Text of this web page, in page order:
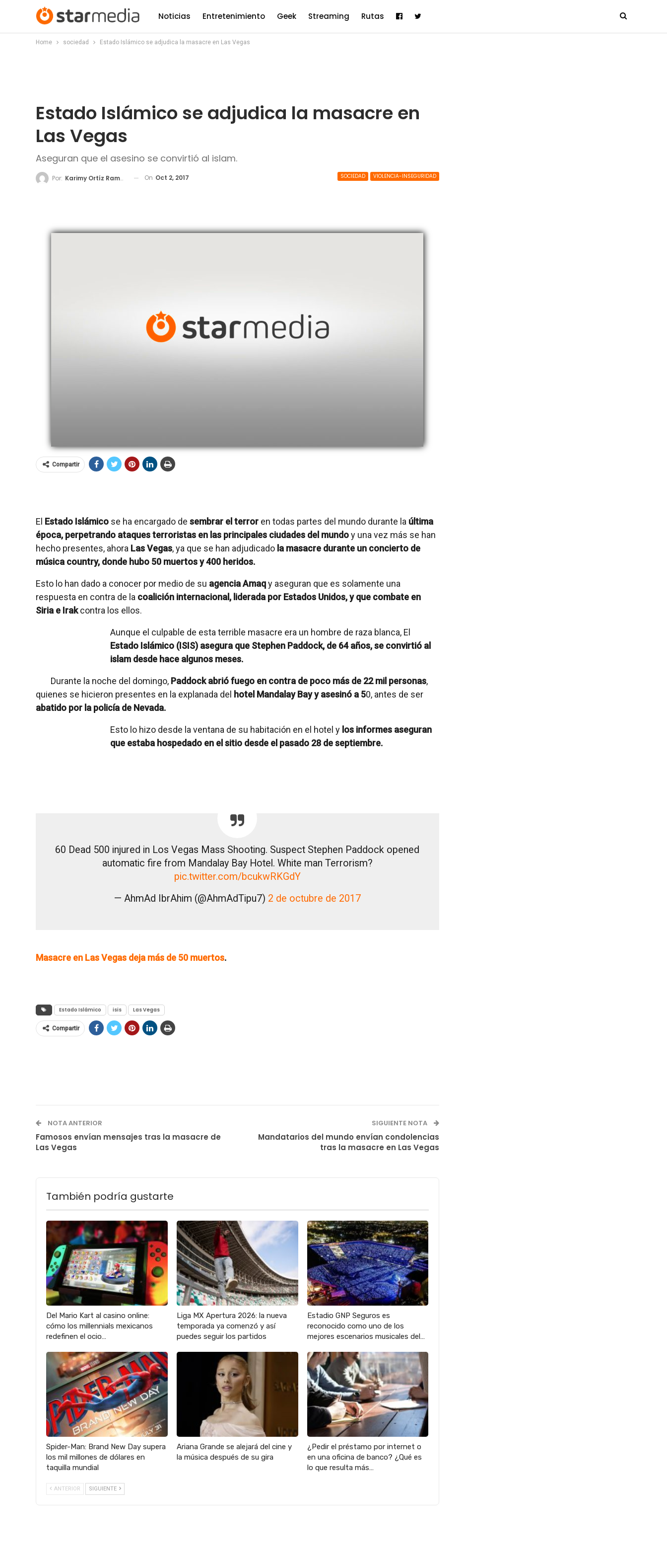
Noticias Entretenimiento Geek Streaming Rutas
Home sociedad Estado Islámico se adjudica la masacre en Las Vegas
Estado Islámico se adjudica la masacre en
Las Vegas
Aseguran que el asesino se convirtió al islam.
SOCIEDAD VIOLENCIA-INSEGURIDAD
Por: Karimy Ortíz Ramos On Oct 2, 2017
Compartir
El Estado Islámico se ha encargado de sembrar el terror en todas partes del mundo durante la última
época, perpetrando ataques terroristas en las principales ciudades del mundoy una vez más se han
hecho presentes, ahora Las Vegas, ya que se han adjudicado la masacre durante un concierto de
música country, donde hubo 50 muertos y 400 heridos.
Esto lo han dado a conocer por medio de su agencia Amaqy aseguran que es solamente una
respuesta en contra de la coalición internacional, liderada por Estados Unidos, y que combate en
Siria e Irakcontra los ellos.
Aunque el culpable de esta terrible masacre era un hombre de raza blanca, El
Estado Islámico (ISIS) asegura que Stephen Paddock, de 64 años, se convirtió al
islam desde hace algunos meses.
Durante la noche del domingo, Paddock abrió fuego en contra de poco más de 22 mil personas,
quienes se hicieron presentes en la explanada del hotel Mandalay Bay y asesinó a 50, antes de ser
abatido por la policía de Nevada.
Esto lo hizo desde la ventana de su habitación en el hotel y los informes aseguran
que estaba hospedado en el sitio desde el pasado 28 de septiembre.
60 Dead 500 injured in Los Vegas Mass Shooting. Suspect Stephen Paddock opened
automatic fire from Mandalay Bay Hotel. White man Terrorism?
pic.twitter.com/bcukwRKGdY
— AhmAd IbrAhim (@AhmAdTipu7) 2 de octubre de 2017
Masacre en Las Vegas deja más de 50 muertos.
Estado Islámico isis Las Vegas
Compartir
NOTA ANTERIOR
Famosos envían mensajes tras la masacre de
Las Vegas
SIGUIENTE NOTA
Mandatarios del mundo envían condolencias
tras la masacre en Las Vegas
También podría gustarte
Del Mario Kart al casino online:
cómo los millennials mexicanos
redefinen el ocio…
Liga MX Apertura 2026: la nueva
temporada ya comenzó y así
puedes seguir los partidos
Estadio GNP Seguros es
reconocido como uno de los
mejores escenarios musicales del…
Spider-Man: Brand New Day supera
los mil millones de dólares en
taquilla mundial
Ariana Grande se alejará del cine y
la música después de su gira
¿Pedir el préstamo por internet o
en una oficina de banco? ¿Qué es
lo que resulta más…
ANTERIOR SIGUIENTE